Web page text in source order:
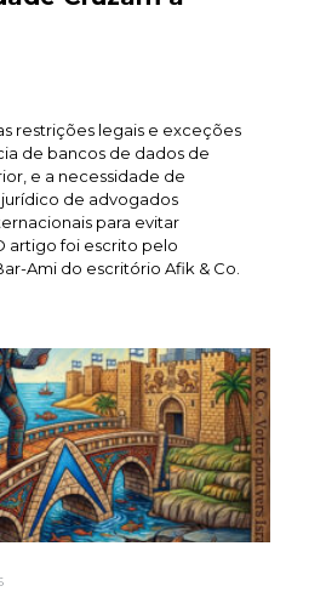
restrições legais e exceções
de bancos de dados de
e a necessidade de
de advogados
para evitar
artigo foi escrito pelo
Ami do escritório Afik & Co.